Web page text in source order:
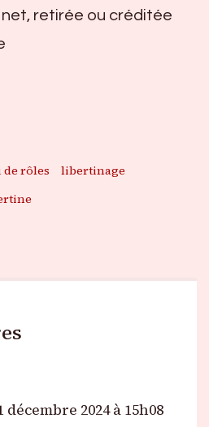
retirée ou créditée
de rôles
libertinage
décembre 2024 à 15h08